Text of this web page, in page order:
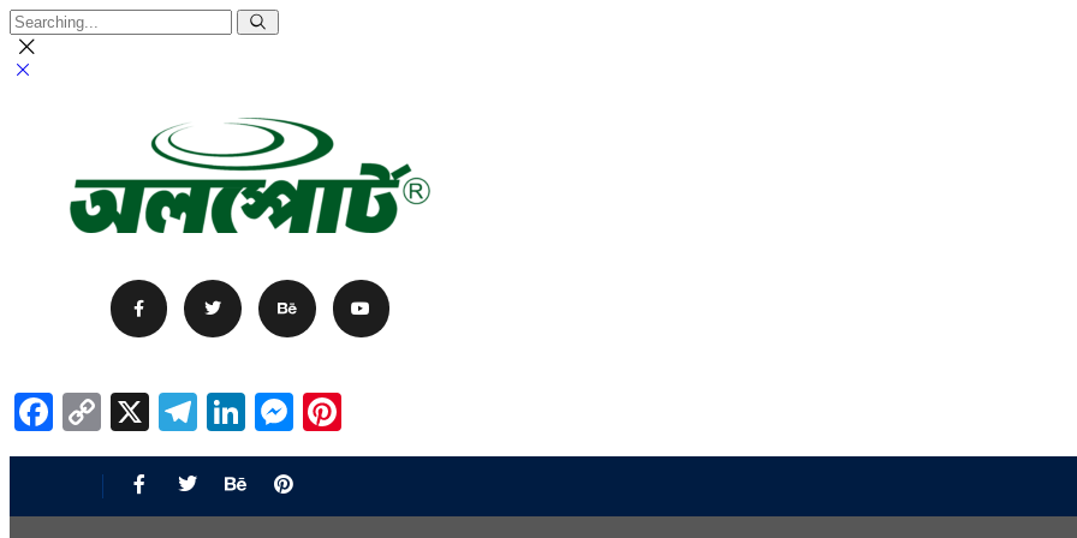
Facebook
Copy
Link
X Telegram
LinkedIn
Messenger